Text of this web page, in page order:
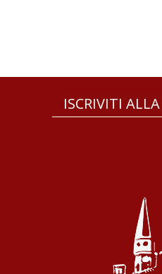
ISCRIVITI